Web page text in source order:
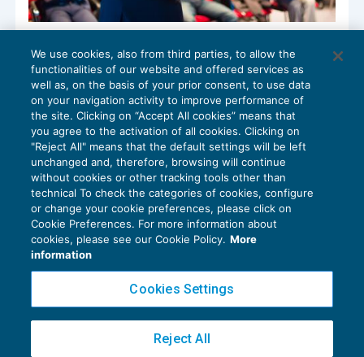
Master Tributario Euroconference – Tax
Consulting Firm
VETRINA27/07/2016
diEuroconference Centro Studi Tributari
Privacy Policy
Cookie Policy
Copyright 2016 ©Gruppo Euroconference S.p.A.v2.32.4
Piazza Luigi Einaudi, 10N01 - 20124 Milano - info@ecnews.it
We use cookies, also from third parties, to allow the
functionalities of our website and offered services as
well as, on the basis of your prior consent, to use data
on your navigation activity to improve performance of
the site. Clicking on “Accept All cookies” means that
you agree to the activation of all cookies. Clicking on
"Reject All" means that the default settings will be left
unchanged and, therefore, browsing will continue
without cookies or other tracking tools other than
technical To check the categories of cookies, configure
or change your cookie preferences, please click on
Cookie Preferences. For more information about
cookies, please see our Cookie Policy. More
information
Cookies Settings
Reject All